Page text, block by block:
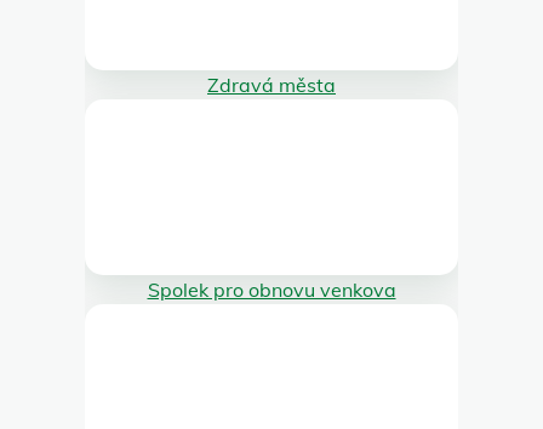
Zdravá města
Spolek pro obnovu venkova